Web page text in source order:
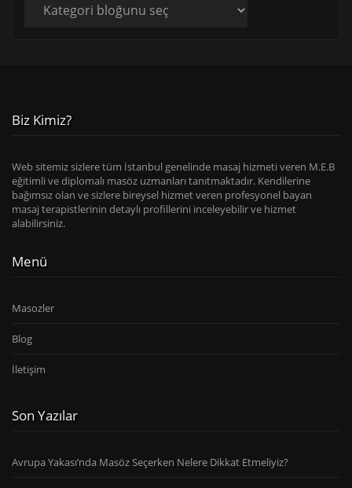
Biz Kimiz?
Web sitemiz sizlere tüm İstanbul genelinde masaj hizmeti veren M.E.B
eğitimli ve diplomalı masöz uzmanları tanıtmaktadır. Kendilerine
bağımsız olan ve sizlere bireysel hizmet veren profesyonel bayan
masaj terapistlerinin detaylı profillerini inceleyebilir ve hizmet
alabilirsiniz.
Menü
Masozler
Blog
İletişim
Son Yazılar
Avrupa Yakası’nda Masöz Seçerken Nelere Dikkat Etmeliyiz?